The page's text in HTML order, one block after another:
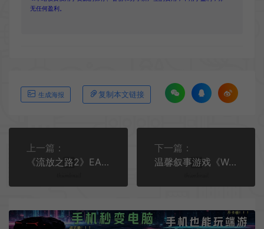
无任何盈利。
生成海报 复制本文链接
上一篇：
《流放之路2》EA版IGN8分 好评率达74%
下一篇：
温馨叙事游戏《Wanderstop》将于2025年3月11日推出